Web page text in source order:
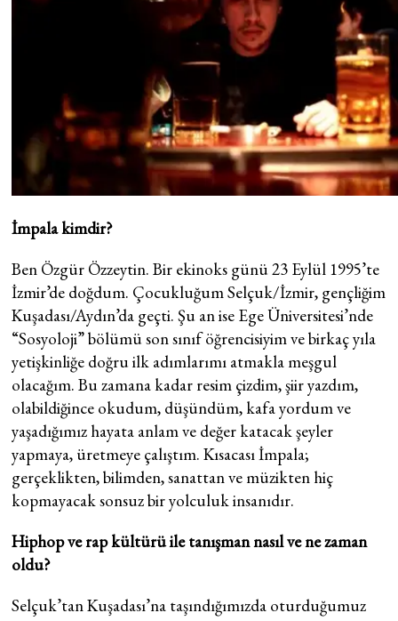
İmpala kimdir?
Ben Özgür Özzeytin. Bir ekinoks günü 23 Eylül 1995’te
İzmir’de doğdum. Çocukluğum Selçuk/İzmir, gençliğim
Kuşadası/Aydın’da geçti. Şu an ise Ege Üniversitesi’nde
“Sosyoloji” bölümü son sınıf öğrencisiyim ve birkaç yıla
yetişkinliğe doğru ilk adımlarımı atmakla meşgul
olacağım. Bu zamana kadar resim çizdim, şiir yazdım,
olabildiğince okudum, düşündüm, kafa yordum ve
yaşadığımız hayata anlam ve değer katacak şeyler
yapmaya, üretmeye çalıştım. Kısacası İmpala;
gerçeklikten, bilimden, sanattan ve müzikten hiç
kopmayacak sonsuz bir yolculuk insanıdır.
Hiphop ve rap kültürü ile tanışman nasıl ve ne zaman
oldu?
Selçuk’tan Kuşadası’na taşındığımızda oturduğumuz